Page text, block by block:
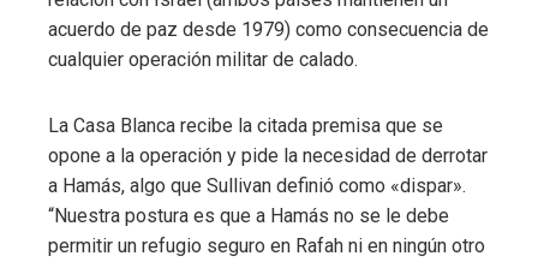
acuerdo de paz desde 1979) como consecuencia de
cualquier operación militar de calado.
La Casa Blanca recibe la citada premisa que se
opone a la operación y pide la necesidad de derrotar
a Hamás, algo que Sullivan definió como «dispar».
“Nuestra postura es que a Hamás no se le debe
permitir un refugio seguro en Rafah ni en ningún otro